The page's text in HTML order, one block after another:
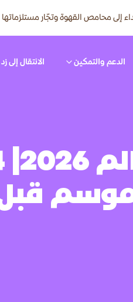
إلى محامص القهوة وتجّار
الدعم والتمكين الانتقال إلى زد
جهّز